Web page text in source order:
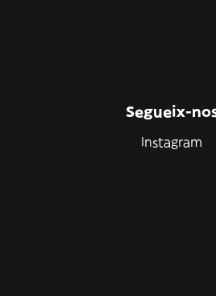
Segueix-
Instagram